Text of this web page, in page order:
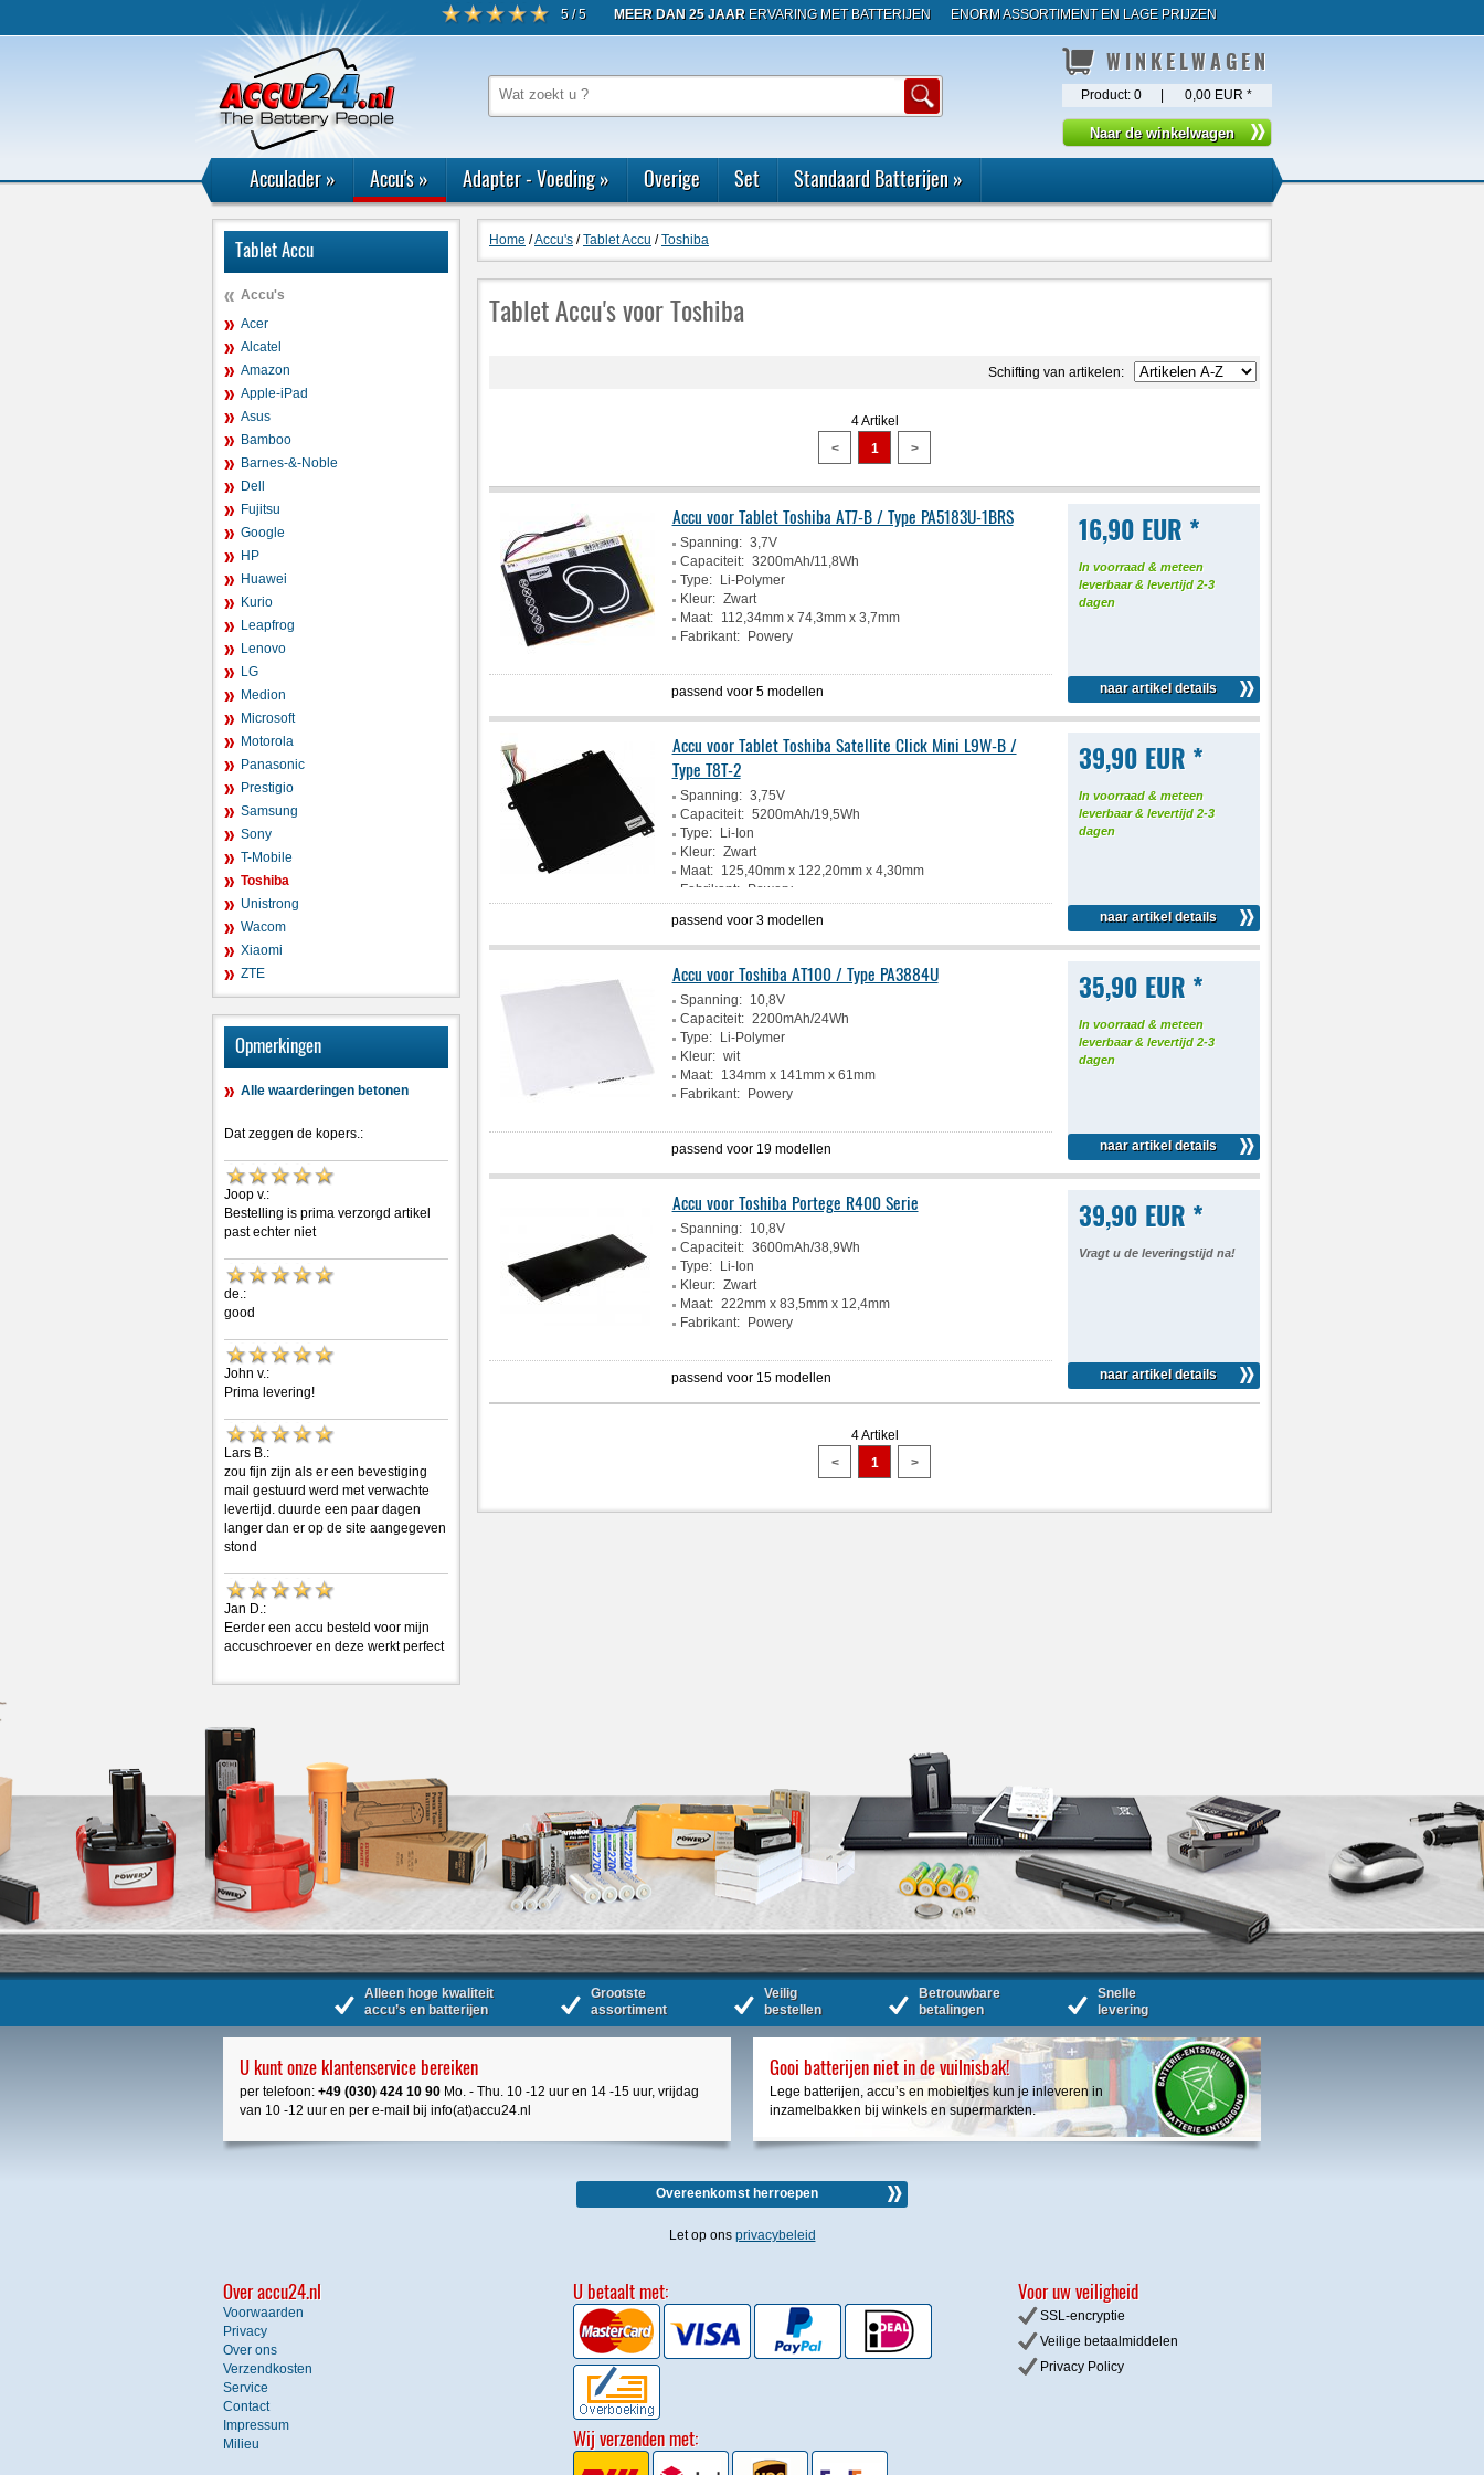
5 / 5 MEER DAN 25 JAAR ERVARING MET BATTERIJEN ENORM ASSORTIMENT EN LAGE PRIJZEN
WINKELWAGEN
Product: 0 0,00 EUR *
Acculader» Accu's» Adapter - Voeding» Overige Set Standaard Batterijen»
Tablet Accu
Accu's
Acer
Alcatel
Amazon
Apple-iPad
Asus
Bamboo
Barnes-&-Noble
Dell
Fujitsu
Google
HP
Huawei
Kurio
Leapfrog
Lenovo
LG
Medion
Microsoft
Motorola
Panasonic
Prestigio
Samsung
Sony
T-Mobile
Toshiba
Unistrong
Wacom
Xiaomi
ZTE
Opmerkingen
Alle waarderingen betonen
Dat zeggen de kopers.:
Joop v.:
Bestelling is prima verzorgd artikel
past echter niet
de.:
good
John v.:
Prima levering!
Lars B.:
zou fijn zijn als er een bevestiging
mail gestuurd werd met verwachte
levertijd. duurde een paar dagen
langer dan er op de site aangegeven
stond
Jan D.:
Eerder een accu besteld voor mijn
accuschroever en deze werkt perfect
Home /Accu's /Tablet Accu /Toshiba
Tablet Accu's voor Toshiba
Schifting van artikelen:
4 Artikel
<
1 >
16,90 EUR *
In voorraad & meteen
leverbaar & levertijd 2-3
dagen
naar artikel details
Accu voor Tablet Toshiba AT7-B / Type PA5183U-1BRS
Spanning: 3,7V
Capaciteit: 3200mAh/11,8Wh
Type:
Li-Polymer
Kleur: Zwart
Maat:
112,34mm x 74,3mm x 3,7mm
Fabrikant:
Powery
passend voor 5 modellen
39,90 EUR *
In voorraad & meteen
leverbaar & levertijd 2-3
dagen
naar artikel details
Accu voor Tablet Toshiba Satellite Click Mini L9W-B /
Type T8T-2
Spanning: 3,75V
Capaciteit: 5200mAh/19,5Wh
Type:
Li-Ion
Kleur: Zwart
Maat:
125,40mm x 122,20mm x 4,30mm
Fabrikant:
Powery
passend voor 3 modellen
35,90 EUR *
In voorraad & meteen
leverbaar & levertijd 2-3
dagen
naar artikel details
Accu voor Toshiba AT100 / Type PA3884U
Spanning:
10,8V
Capaciteit: 2200mAh/24Wh
Type:
Li-Polymer
Kleur: wit
Maat:
134mm x 141mm x 61mm
Fabrikant:
Powery
passend voor 19 modellen
39,90 EUR *
Vragt u de leveringstijd na!
naar artikel details
Accu voor Toshiba Portege R400 Serie
Spanning:
10,8V
Capaciteit: 3600mAh/38,9Wh
Type:
Li-Ion
Kleur: Zwart
Maat: 222mm x 83,5mm x 12,4mm
Fabrikant:
Powery
passend voor 15 modellen
4 Artikel
<
1 >
Alleen hoge kwaliteit
accu’s en batterijen
Grootste
assortiment
Veilig
bestellen
Betrouwbare
betalingen
Snelle
levering
U kunt onze klantenservice bereiken
per telefoon: +49 (030) 424 10 90 Mo. - Thu. 10 -12 uur en 14 -15 uur, vrijdag
van 10 -12 uur en per e-mail bij info(at)accu24.nl
Gooi batterijen niet in de vuilnisbak!
Lege batterijen, accu’s en mobieltjes kun je inleveren in
inzamelbakken bij winkels en supermarkten.
Overeenkomst herroepen
Let op ons privacybeleid
Over accu24.nl
Voorwaarden
Privacy
Over ons
Verzendkosten
Service
Contact
Impressum
Milieu
U betaalt met:
Wij verzenden met:
Voor uw veiligheid
SSL-encryptie
Veilige betaalmiddelen
Privacy Policy